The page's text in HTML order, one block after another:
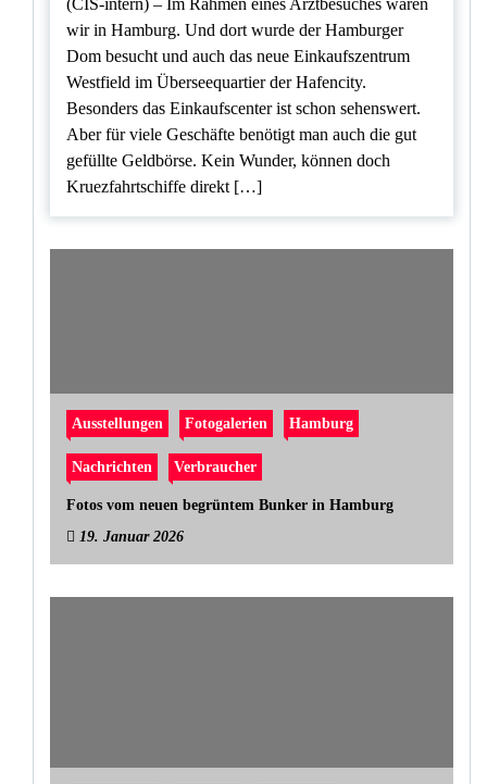
(CIS-intern) – Im Rahmen eines Arztbesuches waren
wir in Hamburg. Und dort wurde der Hamburger
Dom besucht und auch das neue Einkaufszentrum
Westfield im Überseequartier der Hafencity.
Besonders das Einkaufscenter ist schon sehenswert.
Aber für viele Geschäfte benötigt man auch die gut
gefüllte Geldbörse. Kein Wunder, können doch
Kruezfahrtschiffe direkt […]
Ausstellungen Fotogalerien Hamburg
Nachrichten Verbraucher
Fotos vom neuen begrüntem Bunker in Hamburg
19. Januar 2026